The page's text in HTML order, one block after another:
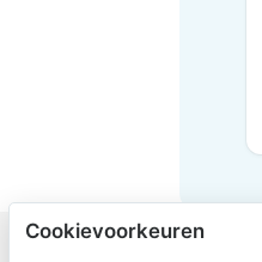
Cookievoorkeuren